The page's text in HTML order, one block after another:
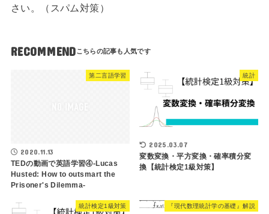
さい。（スパム対策）
RECOMMEND
第二言語学習
2020.11.13
TEDの動画で英語学習④-Lucas
Husted: How to outsmart the
Prisoner's Dilemma-
統計
2025.03.07
変数変換・平方変換・確率積分変
換【統計検定1級対策】
統計検定1級対策 『現代数理統計学の基礎』解説